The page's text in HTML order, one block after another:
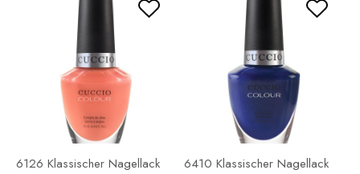
6126 Klassischer Nagellack
6410 Klassischer Nagellack